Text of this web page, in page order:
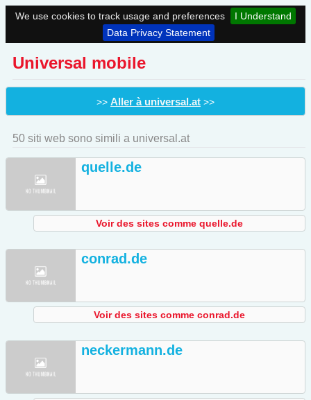
We use cookies to track usage and preferences
I Understand
Data Privacy Statement
Universal mobile
>> Aller à universal.at >>
50 siti web sono simili a universal.at
quelle.de
Voir des sites comme quelle.de
conrad.de
Voir des sites comme conrad.de
neckermann.de